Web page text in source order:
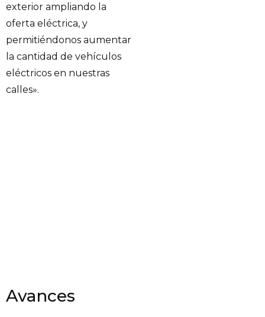
exterior ampliando la
oferta eléctrica, y
permitiéndonos aumentar
la cantidad de vehículos
eléctricos en nuestras
calles».
Avances